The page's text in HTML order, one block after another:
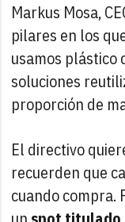
Markus Mosa,
pilares en los
usamos plástico
soluciones
proporción de
El directivo
recuerden que
cuando compra.